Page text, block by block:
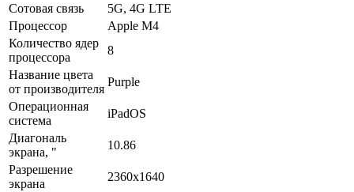
Сотовая связь
5G, 4G LTE
Процессор
Apple M4
Количество ядер
процессора
8
Название цвета
от производителя
Purple
Операционная
система
iPadOS
Диагональ
экрана, "
10.86
Разрешение
экрана
2360x1640